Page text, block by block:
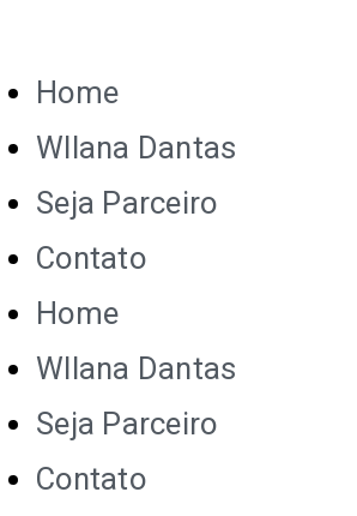
Home
Wllana Dantas
Seja Parceiro
Contato
Home
Wllana Dantas
Seja Parceiro
Contato